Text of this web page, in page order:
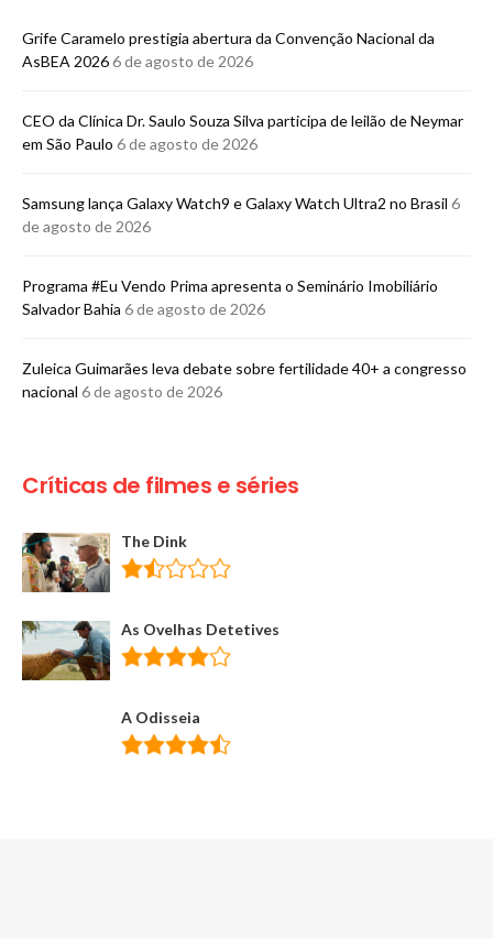
Grife Caramelo prestigia abertura da Convenção Nacional da
AsBEA 20266 de agosto de 2026
CEO da Clínica Dr. Saulo Souza Silva participa de leilão de Neymar
em São Paulo 6 de agosto de 2026
Samsung lança Galaxy Watch9 e Galaxy Watch Ultra2 no Brasil 6
de agosto de 2026
Programa #Eu Vendo Prima apresenta o Seminário Imobiliário
Salvador Bahia 6 de agosto de 2026
Zuleica Guimarães leva debate sobre fertilidade 40+ a congresso
nacional 6 de agosto de 2026
Críticas de filmes e séries
The Dink
As Ovelhas Detetives
A Odisseia